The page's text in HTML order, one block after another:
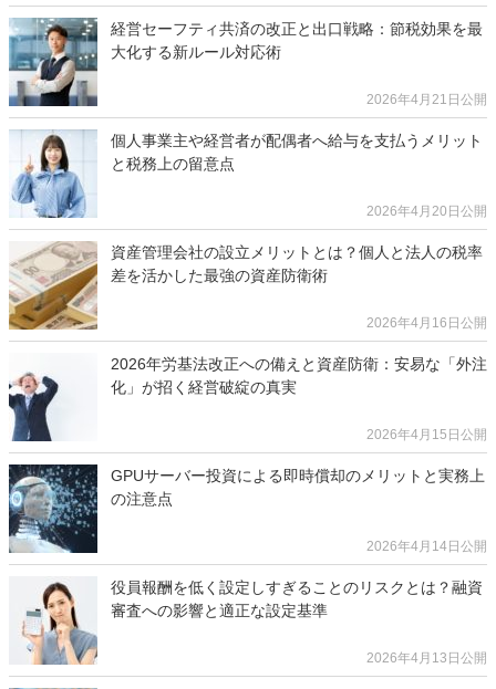
経営セーフティ共済の改正と出口戦略：節税効果を最
大化する新ルール対応術
2026年4月21日公開
個人事業主や経営者が配偶者へ給与を支払うメリット
と税務上の留意点
2026年4月20日公開
資産管理会社の設立メリットとは？個人と法人の税率
差を活かした最強の資産防衛術
2026年4月16日公開
2026年労基法改正への備えと資産防衛：安易な「外注
化」が招く経営破綻の真実
2026年4月15日公開
GPUサーバー投資による即時償却のメリットと実務上
の注意点
2026年4月14日公開
役員報酬を低く設定しすぎることのリスクとは？融資
審査への影響と適正な設定基準
2026年4月13日公開